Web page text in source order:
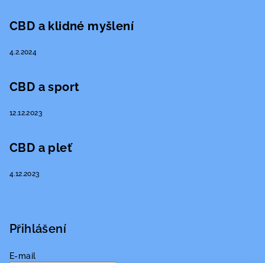
CBD a klidné myšlení
4.2.2024
CBD a sport
12.12.2023
CBD a pleť
4.12.2023
Přihlášení
E-mail